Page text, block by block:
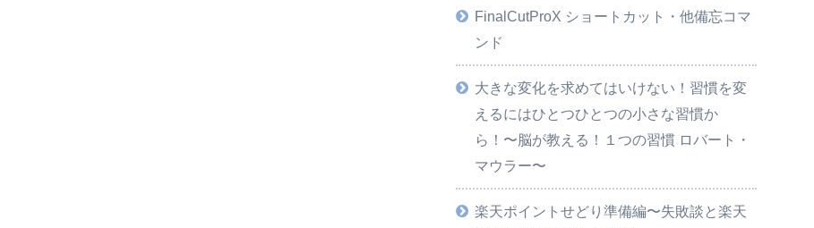
FinalCutProX ショートカット・他備忘コマ
ンド
大きな変化を求めてはいけない！習慣を変
えるにはひとつひとつの小さな習慣か
ら！〜脳が教える！１つの習慣 ロバート・
マウラー〜
楽天ポイントせどり準備編〜失敗談と楽天